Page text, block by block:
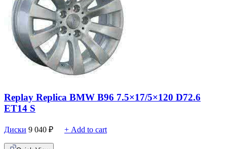
Replay Replica BMW B96 7.5×17/5×120 D72.6
ET14 S
Диски 9 040 ₽ + Add to cart